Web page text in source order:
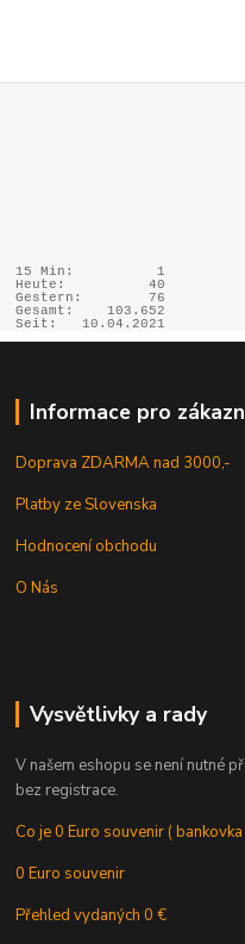
15 Min:
1
Heute:
40
Gestern:
76
Gesamt:
103.652
Seit:
10.04.2021
Informace pro
Doprava ZDARMA nad 3000,-
Platby ze Slovenska
Hodnocení obchodu
O Nás
Vysvětlivky a rady
V našem eshopu se není nutné
bez registrace.
Co je 0 Euro souvenir ( bankovka
0 Euro souvenir
Přehled vydaných 0 €